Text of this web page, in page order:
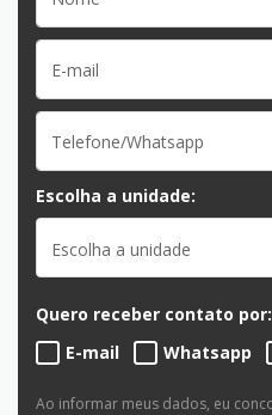
Escolha a unidade:
Escolha a unidade
Quero receber contato por:
E-mail
Whatsapp
Ao informar meus dados, eu